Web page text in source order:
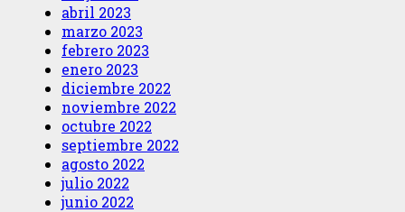
abril 2023
marzo 2023
febrero 2023
enero 2023
diciembre 2022
noviembre 2022
octubre 2022
septiembre 2022
agosto 2022
julio 2022
junio 2022